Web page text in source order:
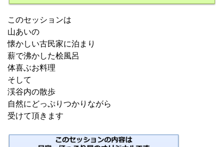
このセッションは
山あいの
懐かしい古民家に泊まり
薪で沸かした桧風呂
体喜ぶお料理
そして
渓谷内の散歩
自然にどっぷりつかりながら
受けて頂きます